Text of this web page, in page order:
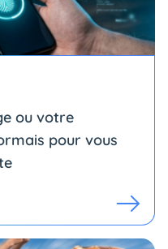
ou votre
pour vous